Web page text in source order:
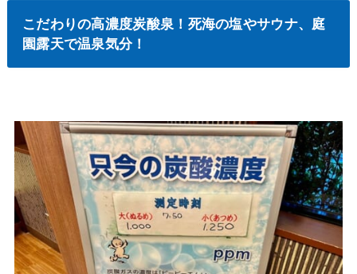
こだわりの高濃度炭酸泉！死海の塩やサウナ、庭
園露天で温泉気分！